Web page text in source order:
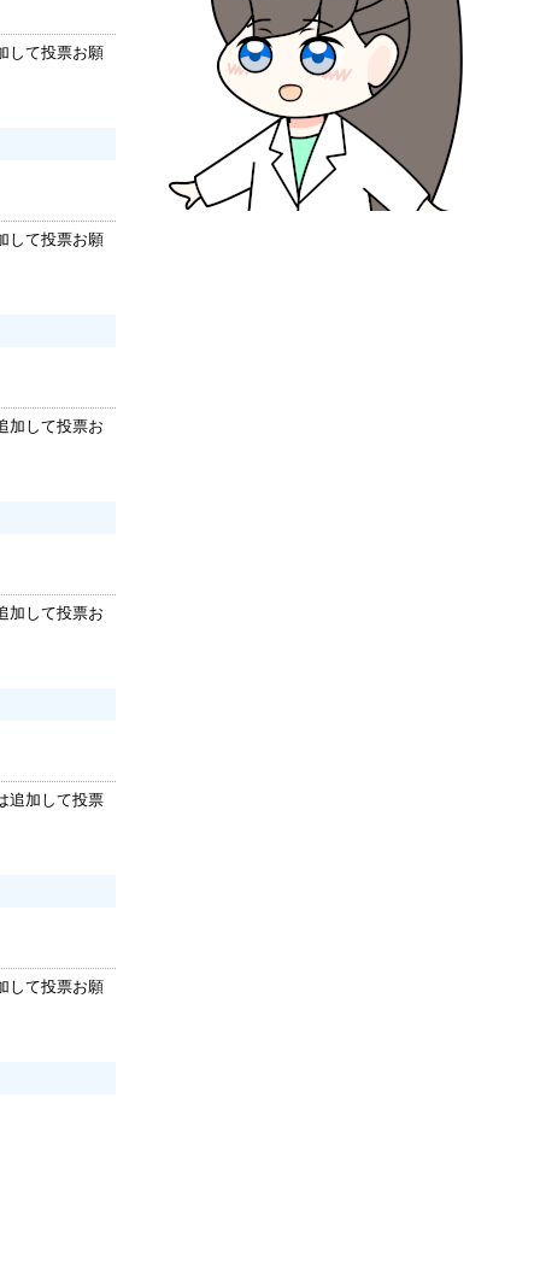
して投票お願
して投票お願
加して投票お
加して投票お
追加して投票
して投票お願